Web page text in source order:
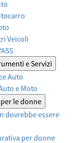
Veicoli
e Servizi
Auto
e Moto
per le donne
dovrebbe essere
per donne